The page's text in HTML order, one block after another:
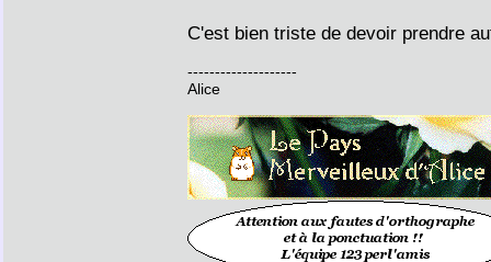
C'est bien triste de devoir prendre
--------------------
Alice